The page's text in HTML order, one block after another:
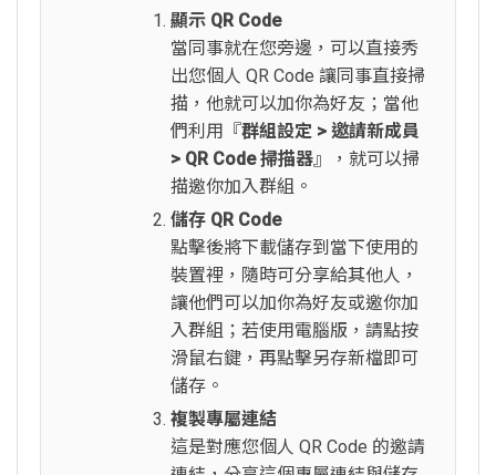
顯示 QR Code
當同事就在您旁邊，可以直接秀
出您個人 QR Code 讓同事直接掃
描，他就可以加你為好友；當他
們利用『群組設定 > 邀請新成員
> QR Code 掃描器』，就可以掃
描邀你加入群組。
儲存 QR Code
點擊後將下載儲存到當下使用的
裝置裡，隨時可分享給其他人，
讓他們可以加你為好友或邀你加
入群組；若使用電腦版，請點按
滑鼠右鍵，再點擊另存新檔即可
儲存。
複製專屬連結
這是對應您個人 QR Code 的邀請